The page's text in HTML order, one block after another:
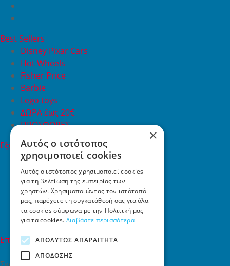
Best Sellers
Disney Pixar Cars
Hot Wheels
Fisher Price
Barbie
Lego toys
ΔΩΡΑ έως 20€
ΠΡΟΣΦΟΡΕΣ
Εξυπηρέτηση Πελατών
Εξυπηρέτηση πελατών
Συχνές ερωτήσεις
Όροι χρήσης
Τρόποι Πληρωμής
Επιστροφές
Επικοινωνία
Επικοινωνία
×
Αυτός ο ιστότοπος
χρησιμοποιεί cookies
Αυτός ο ιστότοπος χρησιμοποιεί cookies
για τη βελτίωση της εμπειρίας των
χρηστών. Χρησιμοποιώντας τον ιστότοπό
μας, παρέχετε τη συγκατάθεσή σας για όλα
τα cookies σύμφωνα με την Πολιτική μας
για τα cookies. Διαβάστε περισσότερα
ΑΠΟΛΎΤΩΣ ΑΠΑΡΑΊΤΗΤΑ
ΑΠΌΔΟΣΗΣ